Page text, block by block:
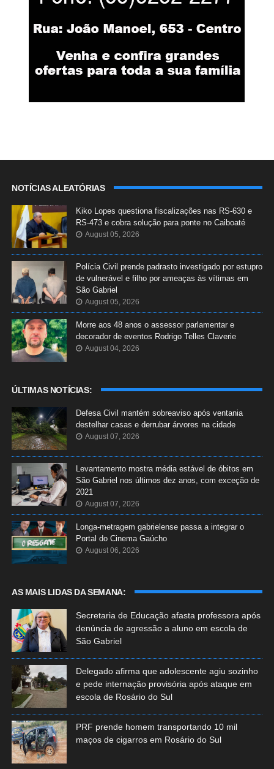
NOTÍCIAS ALEATÓRIAS
Kiko Lopes questiona fiscalizações nas RS-630 e
RS-473 e cobra solução para ponte no Caiboaté
August 05, 2026
Polícia Civil prende padrasto investigado por estupro
de vulnerável e filho por ameaças às vítimas em
São Gabriel
August 05, 2026
Morre aos 48 anos o assessor parlamentar e
decorador de eventos Rodrigo Telles Claverie
August 04, 2026
ÚLTIMAS NOTÍCIAS:
Defesa Civil mantém sobreaviso após ventania
destelhar casas e derrubar árvores na cidade
August 07, 2026
Levantamento mostra média estável de óbitos em
São Gabriel nos últimos dez anos, com exceção de
2021
August 07, 2026
Longa-metragem gabrielense passa a integrar o
Portal do Cinema Gaúcho
August 06, 2026
AS MAIS LIDAS DA SEMANA:
Secretaria de Educação afasta professora após
denúncia de agressão a aluno em escola de
São Gabriel
Delegado afirma que adolescente agiu sozinho
e pede internação provisória após ataque em
escola de Rosário do Sul
PRF prende homem transportando 10 mil
maços de cigarros em Rosário do Sul